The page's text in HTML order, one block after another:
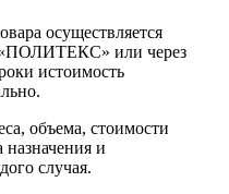
осуществляется
«ПОЛИТЕКС» или через
истоимость
объема, стоимости
и
случая.